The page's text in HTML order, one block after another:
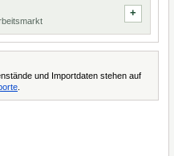
und Importdaten stehen auf